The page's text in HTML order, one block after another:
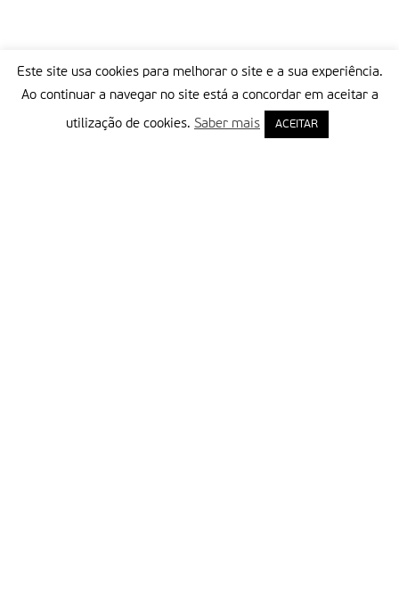
Este site usa cookies para melhorar o site e a sua experiência.
Ao continuar a navegar no site está a concordar em aceitar a
utilização de cookies. Saber mais ACEITAR